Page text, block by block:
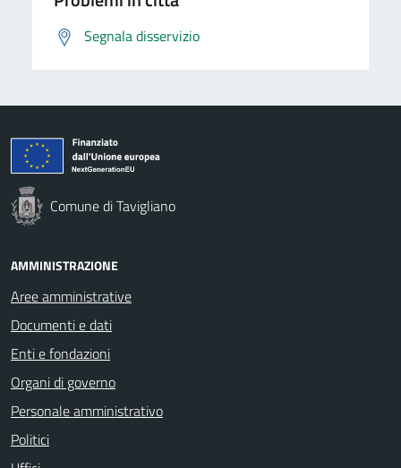
Segnala disservizio
Comune di Tavigliano
AMMINISTRAZIONE
Aree amministrative
Documenti e dati
Enti e fondazioni
Organi di governo
Personale amministrativo
Politici